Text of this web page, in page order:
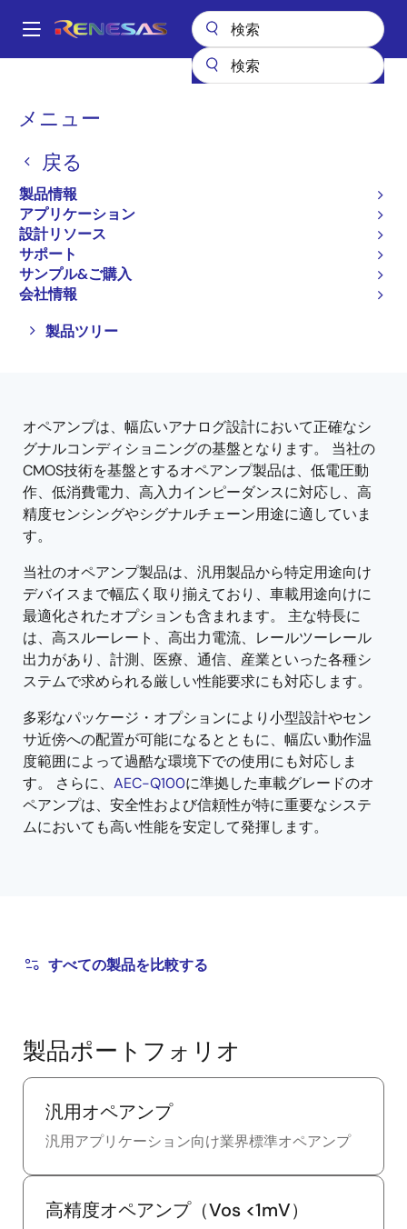
ン
Main
メニュー
戻る
製品情報
アプリケーション
設計リソース
サポート
サンプル&ご購入
会社情報
パ
く
ず
オペアンプ
オペアンプ
ページセクションへ移動：
製品ツリー
Close
Open
オペアンプは、幅広いアナログ設計において正確なシ
グナルコンディショニングの基盤となります。 当社の
CMOS技術を基盤とするオペアンプ製品は、低電圧動
作、低消費電力、高入力インピーダンスに対応し、高
精度センシングやシグナルチェーン用途に適していま
す。
当社のオペアンプ製品は、汎用製品から特定用途向け
デバイスまで幅広く取り揃えており、車載用途向けに
最適化されたオプションも含まれます。 主な特長に
は、高スルーレート、高出力電流、レールツーレール
出力があり、計測、医療、通信、産業といった各種シ
ステムで求められる厳しい性能要求にも対応します。
多彩なパッケージ・オプションにより小型設計やセン
サ近傍への配置が可能になるとともに、幅広い動作温
度範囲によって過酷な環境下での使用にも対応しま
す。 さらに、 AEC-Q100に準拠した車載グレードのオ
ペアンプは、安全性および信頼性が特に重要なシステ
ムにおいても高い性能を安定して発揮します。
すべての製品を比較する
製品ポートフォリオ
汎用オペアンプ
汎用アプリケーション向け業界標準オペアンプ
高精度オペアンプ（Vos <1mV）